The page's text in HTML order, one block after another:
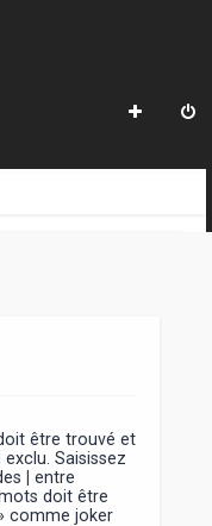
être trouvé et
Saisissez
| entre
doit être
comme joker